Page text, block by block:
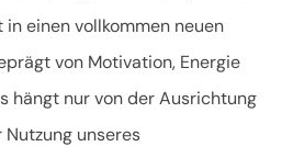
einen vollkommen neuen
von Motivation, Energie
hängt nur von der Ausrichtung
unseres